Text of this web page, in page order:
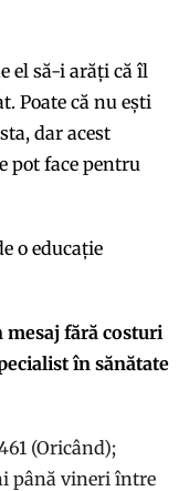
el să-i arăți că îl
Poate că nu ești
dar acest
pot face pentru
o educație
mesaj fără costuri
în sănătate
(Oricând);
până vineri între